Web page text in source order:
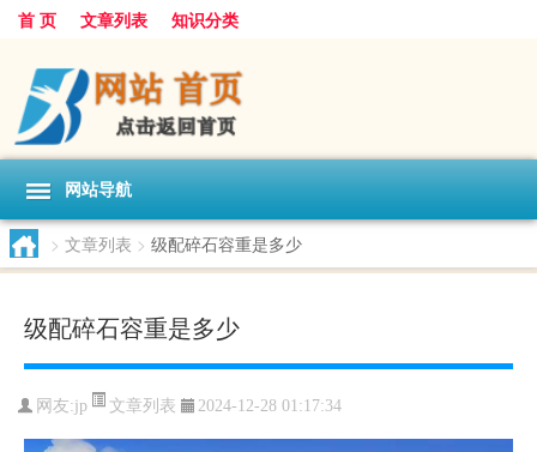
首 页 文章列表 知识分类
网站导航
> 文章列表 > 级配碎石容重是多少
级配碎石容重是多少
网友:jp 文章列表 2024-12-28 01:17:34